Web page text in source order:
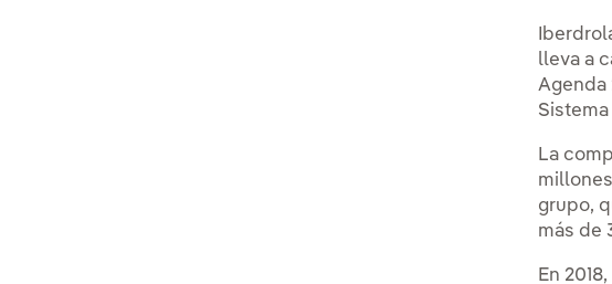
lleva a
Agenda
La
grupo,
más de
En